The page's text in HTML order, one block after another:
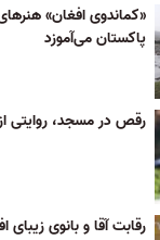
«کماندوی افغان»
پاکستان می‌آموزد
رقص در مسجد، روایتی
رقابت آقا و بانوی زیبای